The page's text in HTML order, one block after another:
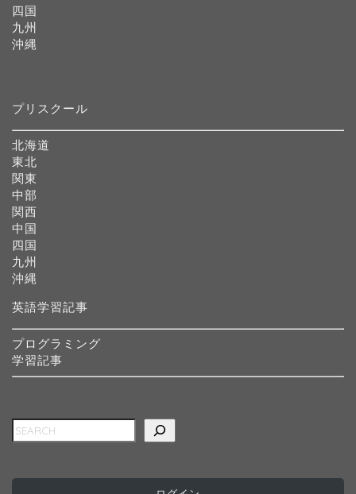
四国
九州
沖縄
プリスクール
北海道
東北
関東
中部
関西
中国
四国
九州
沖縄
英語学習記事
プログラミング
学習記事
検索
インターナショナルスク